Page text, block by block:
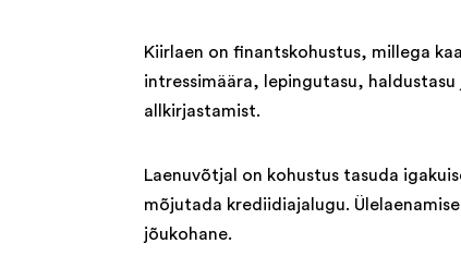
Kiirlaen on finantskohustus, millega
intressimäära, lepingutasu,
allkirjastamist.
Laenuvõtjal on kohustus tasuda
mõjutada krediidiajalugu.
jõukohane.